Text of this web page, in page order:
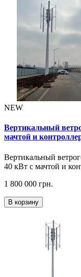
NEW
Вертикальный
мачтой и
Вертикальный
40 кВт с мачтой и
1 800 000 грн.
В корзину